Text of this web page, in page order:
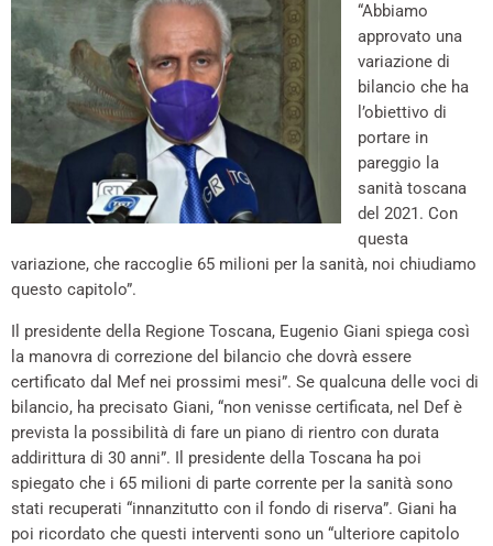
“Abbiamo
approvato una
variazione di
bilancio che ha
l’obiettivo di
portare in
pareggio la
sanità toscana
del 2021. Con
questa
variazione, che raccoglie 65 milioni per la sanità, noi chiudiamo
questo capitolo”.
Il presidente della Regione Toscana, Eugenio Giani spiega così
la manovra di correzione del bilancio che dovrà essere
certificato dal Mef nei prossimi mesi”. Se qualcuna delle voci di
bilancio, ha precisato Giani, “non venisse certificata, nel Def è
prevista la possibilità di fare un piano di rientro con durata
addirittura di 30 anni”. Il presidente della Toscana ha poi
spiegato che i 65 milioni di parte corrente per la sanità sono
stati recuperati “innanzitutto con il fondo di riserva”. Giani ha
poi ricordato che questi interventi sono un “ulteriore capitolo